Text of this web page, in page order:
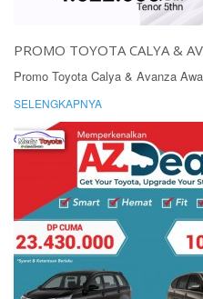
PROMO TOYOTA CALYA &
Promo Toyota Calya & Avanza
SELENGKAPNYA